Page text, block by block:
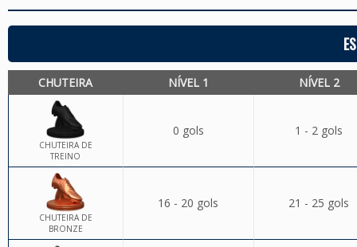
CHUTEIRA NÍVEL 1 NÍVEL 2
CHUTEIRA DE
TREINO
0 gols 1 - 2 gols
CHUTEIRA DE
BRONZE
16 - 20 gols 21 - 25 gols